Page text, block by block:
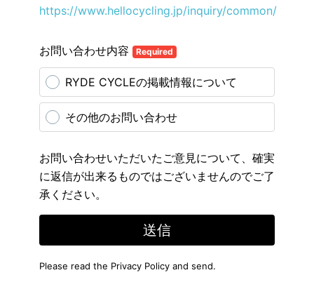
https://www.hellocycling.jp/inquiry/common/
お問い合わせ内容 Required
RYDE CYCLEの掲載情報について
その他のお問い合わせ
お問い合わせいただいたご意見について、確実
に返信が出来るものではございませんのでご了
承ください。
送信
Please read the Privacy Policy and send.